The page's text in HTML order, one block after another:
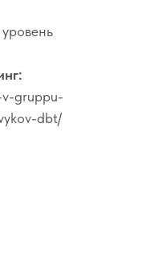
gruppu-
dbt/